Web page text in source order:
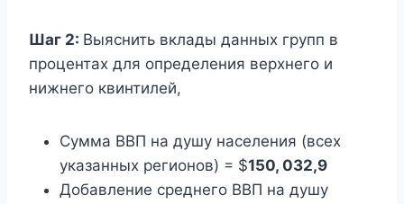
Шаг 2: Выяснить вклады данных групп в
процентах для определения верхнего и
нижнего квинтилей,
Сумма ВВП на душу населения (всех
указанных регионов) = $150, 032,9
Добавление среднего ВВП на душу